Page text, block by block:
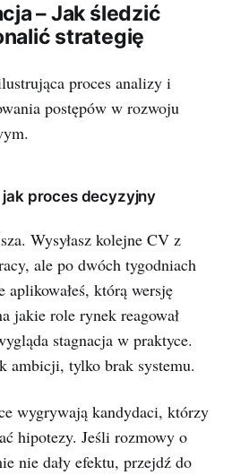
– Jak śledzić
strategię
proces decyzyjny
Wysyłasz kolejne CV z
ale po dwóch tygodniach
którą wersję
jakie role rynek reagował
stagnacja w praktyce.
ambicji, tylko brak systemu.
wygrywają kandydaci, którzy
hipotezy. Jeśli rozmowy o
nie dały efektu, przejdź do